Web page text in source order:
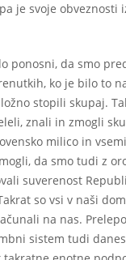
je svoje obveznosti
ponosni, da smo
ko je bilo to
stopili skupaj.
znali in zmogli
milico in
da smo tudi z
suverenost
so vsi v naši
na nas.
sistem tudi